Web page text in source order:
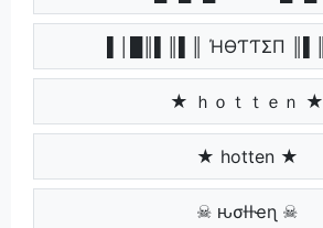
▌│█║▌║▌║ ΉӨƬƬΣП
★ ｈｏｔｔｅｎ ★
★ hotten ★
☠ ԋσƚƚҽɳ ☠